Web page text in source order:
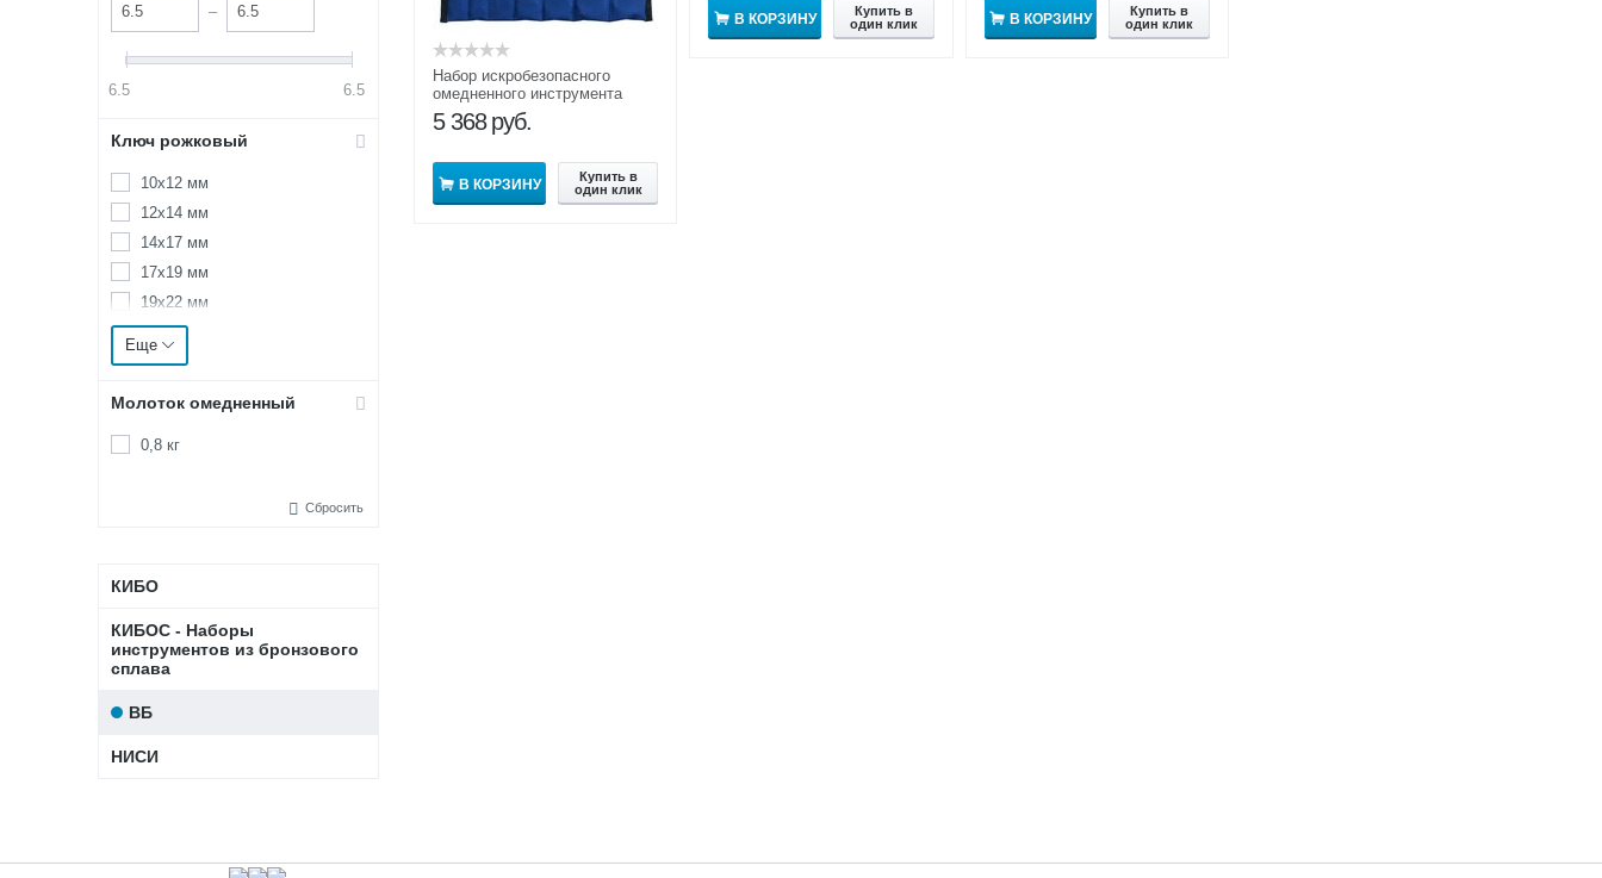
–
6.5 6.5
Ключ рожковый
10х12 мм
12х14 мм
14х17 мм
17х19 мм
19х22 мм
8х10 мм
9х11 мм
Еще
Молоток омедненный
0,8 кг
Сбросить
КИБО
КИБОС - Наборы
инструментов из бронзового
сплава
ВБ
НИСИ
Набор искробезопасного
омедненного инструмента
ВБ-1
5 368 руб.
В КОРЗИНУ
Купить в
один клик
В КОРЗИНУ
Купить в
один клик
В КОРЗИНУ
Купить в
один клик